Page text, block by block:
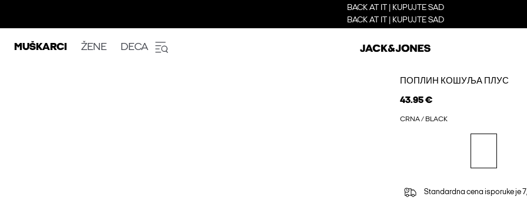
BACK AT IT | KUPUJTE SAD
BACK AT IT | KUPUJTE SAD
MUŠKARCI ŽENE DECA
ПОПЛИН КОШУЉА ПЛУС
43.95 €
CRNA / BLACK
Standardna cena isporuke je